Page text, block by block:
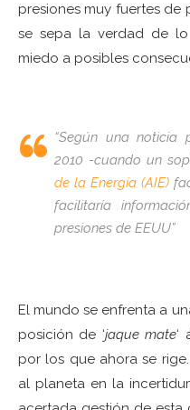
presiones muy fuertes de
se sepa la verdad de
miedo a posibles
“Según una noticia
2010 -cuando un
de la Energía (AIE)
facilitaría
presiones de EEUU”
El mundo se enfrenta a
posición de ‘jaque mate‘
por los que ahora se
al planeta en la